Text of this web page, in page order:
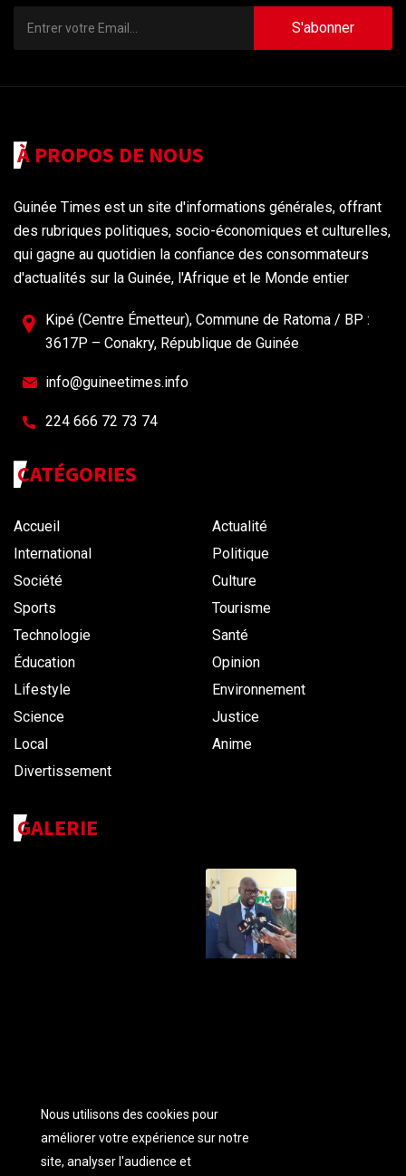
S'abonner
À PROPOS DE NOUS
Guinée Times est un site d'informations générales, offrant
des rubriques politiques, socio-économiques et culturelles,
qui gagne au quotidien la confiance des consommateurs
d'actualités sur la Guinée, l'Afrique et le Monde entier
Kipé (Centre Émetteur), Commune de Ratoma / BP :
3617P – Conakry, République de Guinée
info@guineetimes.info
224 666 72 73 74
CATÉGORIES
Accueil
Actualité
International
Politique
Société
Culture
Sports
Tourisme
Technologie
Santé
Éducation
Opinion
Lifestyle
Environnement
Science
Justice
Local
Anime
Divertissement
GALERIE
Nous utilisons des cookies pour
améliorer votre expérience sur notre
site, analyser l'audience et